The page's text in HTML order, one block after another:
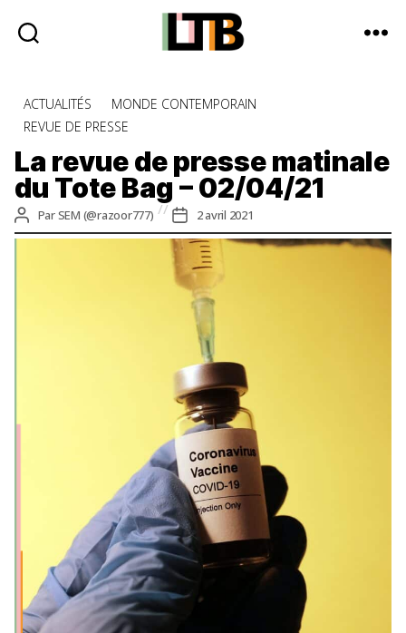
Bag
Média
d'information
quotidienne
Catégories
ACTUALITÉS
MONDE CONTEMPORAIN
REVUE DE PRESSE
La revue de presse matinale
du Tote Bag – 02/04/21
Auteur
de
ParSEM (@razoor777)
Date
de
l’article
2 avril 2021